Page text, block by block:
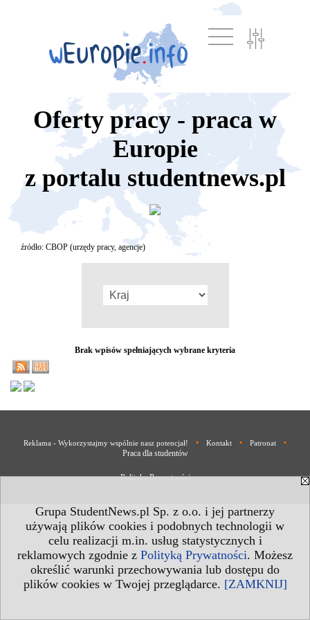
Grupa StudentNews.pl Sp. z o.o. i jej partnerzy
używają plików cookies i podobnych technologii w
celu realizacji m.in. usług statystycznych i
reklamowych zgodnie z Polityką Prywatności. Możesz
określić warunki przechowywania lub dostępu do
plików cookies w Twojej przeglądarce. [ZAMKNIJ]
Oferty pracy - praca w
Europie
z portalu studentnews.pl
źródło: CBOP (urzędy pracy, agencje)
Brak wpisów spełniających wybrane kryteria
Reklama - Wykorzystajmy wspólnie nasz potencjał! • Kontakt • Patronat
•
Praca dla studentów
Polityka Prywatności